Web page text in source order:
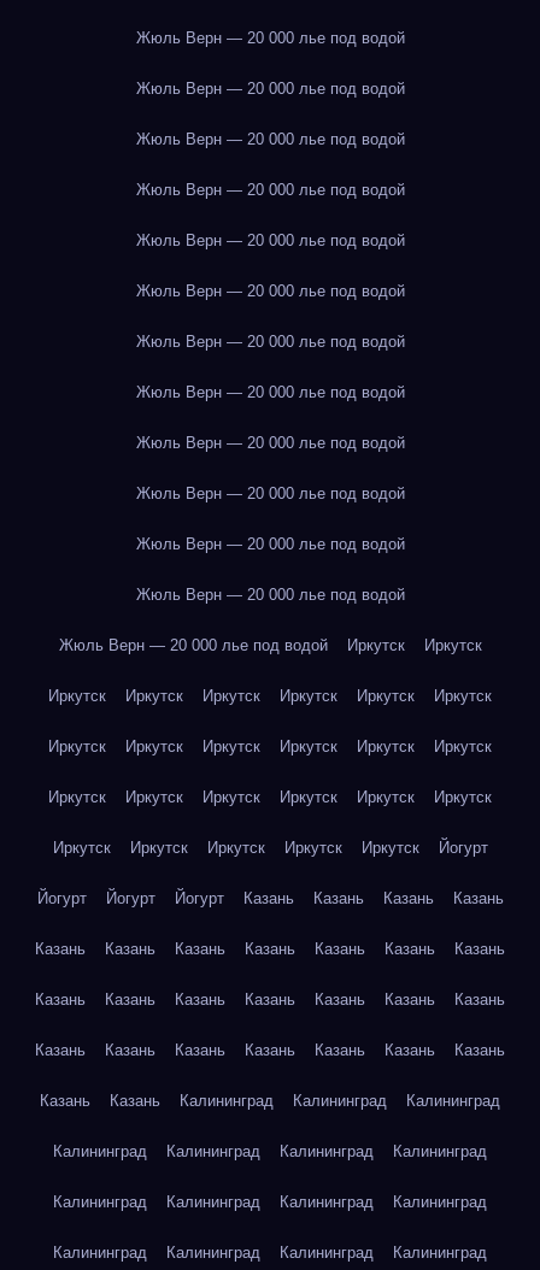
Жюль Верн — 20 000 лье под водой
Жюль Верн — 20 000 лье под водой
Жюль Верн — 20 000 лье под водой
Жюль Верн — 20 000 лье под водой
Жюль Верн — 20 000 лье под водой
Жюль Верн — 20 000 лье под водой
Жюль Верн — 20 000 лье под водой
Жюль Верн — 20 000 лье под водой
Жюль Верн — 20 000 лье под водой
Жюль Верн — 20 000 лье под водой
Жюль Верн — 20 000 лье под водой
Жюль Верн — 20 000 лье под водой
Жюль Верн — 20 000 лье под водой Иркутск Иркутск
Иркутск Иркутск Иркутск Иркутск Иркутск Иркутск
Иркутск Иркутск Иркутск Иркутск Иркутск Иркутск
Иркутск Иркутск Иркутск Иркутск Иркутск Иркутск
Иркутск Иркутск Иркутск Иркутск Иркутск Йогурт
Йогурт Йогурт Йогурт Казань Казань Казань Казань
Казань Казань Казань Казань Казань Казань Казань
Казань Казань Казань Казань Казань Казань Казань
Казань Казань Казань Казань Казань Казань Казань
Казань Казань Калининград Калининград Калининград
Калининград Калининград Калининград Калининград
Калининград Калининград Калининград Калининград
Калининград Калининград Калининград Калининград